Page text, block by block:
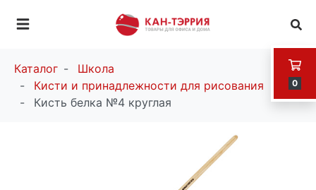
0
Каталог
Школа
Кисти и принадлежности для рисования
Кисть белка №4 круглая